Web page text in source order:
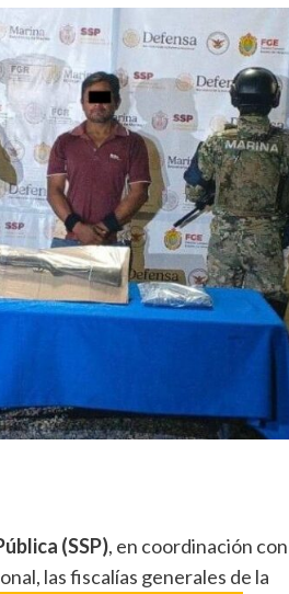
(SSP), en coordinación con
las fiscalías generales de la